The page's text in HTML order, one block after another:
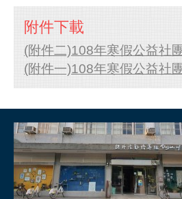
附件下載
(附件二)108年寒假公益社
(附件一)108年寒假公益社